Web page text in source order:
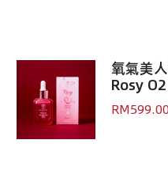
氧氣美
Rosy
RM